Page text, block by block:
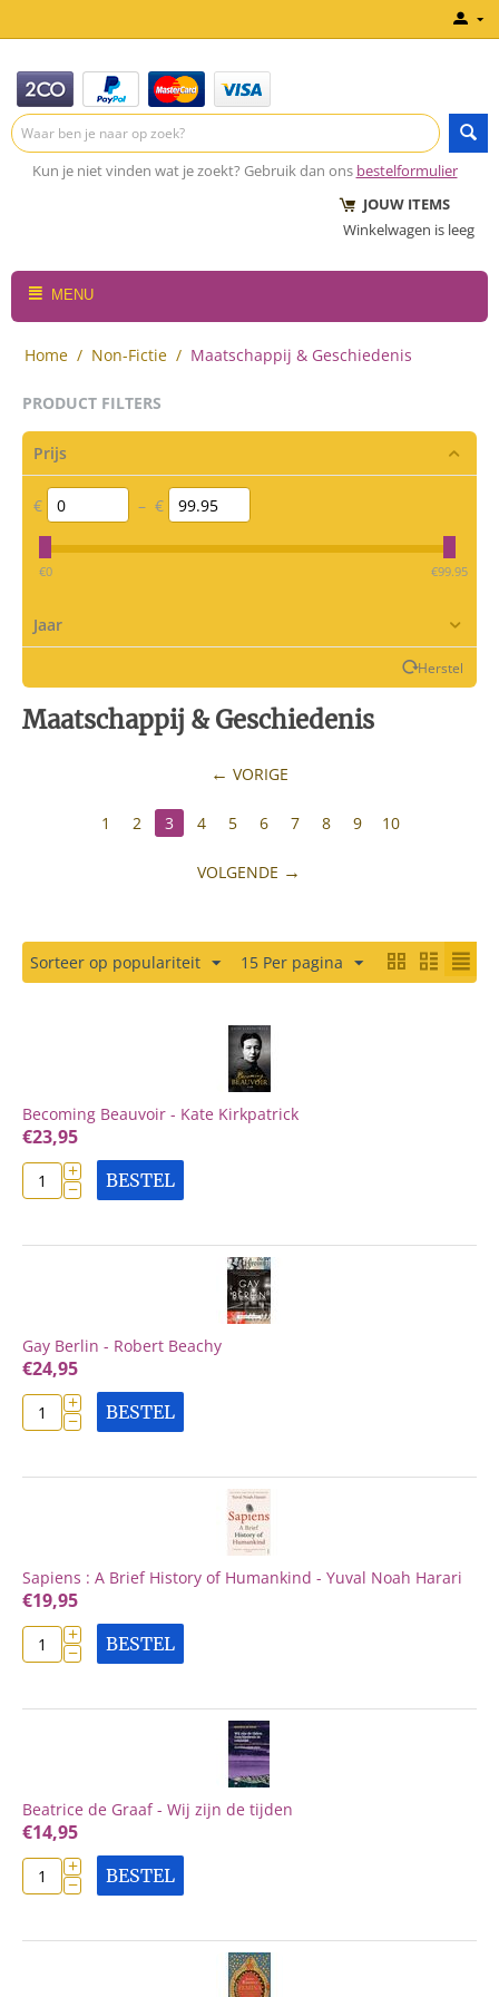
Kun je niet vinden wat je zoekt? Gebruik dan ons bestelformulier
JOUW ITEMS
Winkelwagen is leeg
MENU
Home / Non-Fictie / Maatschappij & Geschiedenis
PRODUCT FILTERS
Prijs
€ – €
‎€0 ‎€99.95
Jaar
Herstel
Maatschappij & Geschiedenis
VORIGE
1 2 3 4 5 6 7 8 9 10
VOLGENDE
Sorteer op populariteit 15 Per pagina
Becoming Beauvoir - Kate Kirkpatrick
€23,95
+
− BESTEL
Gay Berlin - Robert Beachy
€24,95
+
− BESTEL
Sapiens : A Brief History of Humankind - Yuval Noah Harari
€19,95
+
− BESTEL
Beatrice de Graaf - Wij zijn de tijden
€14,95
+
− BESTEL